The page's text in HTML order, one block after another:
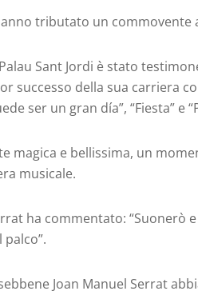
tributato un commovente
Sant Jordi è stato
successo della sua carriera
ser un gran día”, “Fiesta” e
magica e bellissima, un
musicale.
ha commentato: “Suonerò
Joan Manuel Serrat